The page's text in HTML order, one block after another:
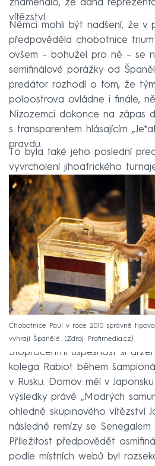
znamenalo, že daná
vítězství.
Němci mohli být nadšení, že v
předpověděla chobotnice
ovšem – bohužel pro ně – se
semifinálové porážky od
predátor rozhodl o tom, že
poloostrova ovládne i finále,
Nizozemci dokonce na zápas
s transparentem hlásajícím
pravdu.
To byla také jeho poslední
vyvrcholení jihoafrického
Chobotnice Paul v roce 2010 správně
vyhrají Španělé.
Zdroj: Profimedia.cz
Stoprocentní úspěšnost si
kolega Rabiot během
v Rusku. Domov měl v
výsledky právě „Modrých
ohledně skupinového vítězství
následné remízy se Senegalem
Příležitost předpovědět
podle místních webů byl